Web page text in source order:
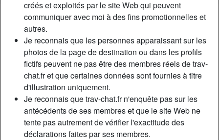
créés et exploités par le site Web qui peuvent
communiquer avec moi à des fins promotionnelles et
autres.
Je reconnais que les personnes apparaissant sur les
photos de la page de destination ou dans les profils
fictifs peuvent ne pas être des membres réels de trav-
chat.fr et que certaines données sont fournies à titre
d'illustration uniquement.
Je reconnais que trav-chat.fr n'enquête pas sur les
antécédents de ses membres et que le site Web ne
tente pas autrement de vérifier l'exactitude des
déclarations faites par ses membres.
Nickname:
PaulMel00
Âge:
Pays:
France
Département:
Maine-et-Loire
Sexe:
Transexuelle
Sexualité:
Gay
Relation:
Célibataire
Couleur des cheveux:
Brunette
Couleur des yeux:
Brun
Taille:
175 cm